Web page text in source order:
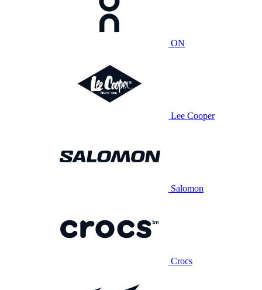
ON
Lee Cooper
Salomon
Crocs